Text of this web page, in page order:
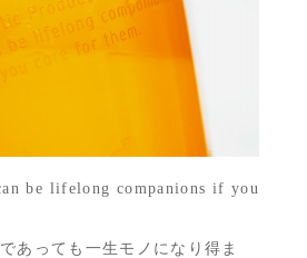
be lifelong companions if you
あっても一生モノになり得ま